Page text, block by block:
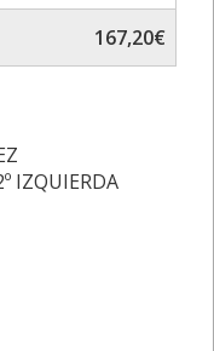
167,20€
IZQUIERDA